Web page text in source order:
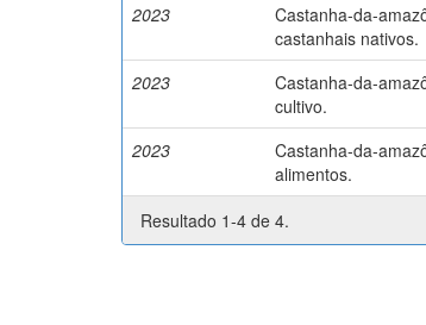
2023
Castanha-da-
castanhais nativos.
2023
Castanha-da-
cultivo.
2023
Castanha-da-
alimentos.
Resultado 1-4 de 4.